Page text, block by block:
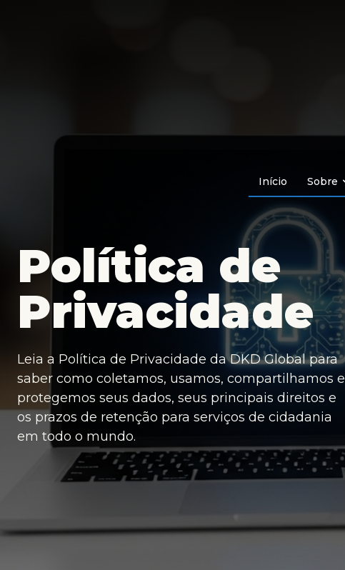
Início Sobre
Política de
Privacidade
Leia a Política de Privacidade da DKD Global para
saber como coletamos, usamos, compartilhamos e
protegemos seus dados, seus principais direitos e
os prazos de retenção para serviços de cidadania
em todo o mundo.